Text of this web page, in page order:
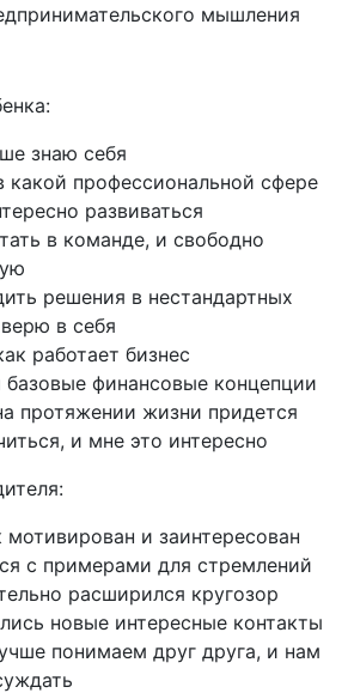
мышления
знаю себя
профессиональной сфере
развиваться
в команде, и свободно
решения в нестандартных
в себя
работает бизнес
финансовые концепции
протяжении жизни придется
и мне это интересно
и заинтересован
с примерами для стремлений
расширился кругозор
новые интересные контакты
понимаем друг друга, и нам